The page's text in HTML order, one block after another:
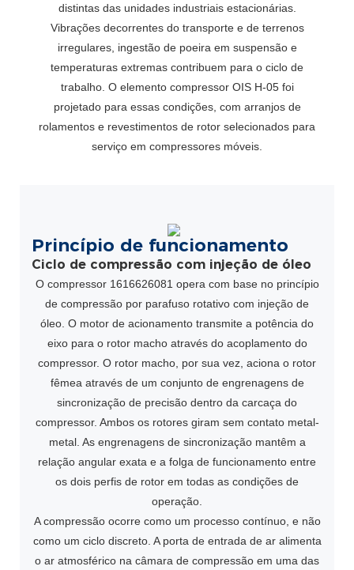
distintas das unidades industriais estacionárias.
Vibrações decorrentes do transporte e de terrenos
irregulares, ingestão de poeira em suspensão e
temperaturas extremas contribuem para o ciclo de
trabalho. O elemento compressor OIS H-05 foi
projetado para essas condições, com arranjos de
rolamentos e revestimentos de rotor selecionados para
serviço em compressores móveis.
Princípio de funcionamento
Ciclo de compressão com injeção de óleo
O compressor 1616626081 opera com base no princípio
de compressão por parafuso rotativo com injeção de
óleo. O motor de acionamento transmite a potência do
eixo para o rotor macho através do acoplamento do
compressor. O rotor macho, por sua vez, aciona o rotor
fêmea através de um conjunto de engrenagens de
sincronização de precisão dentro da carcaça do
compressor. Ambos os rotores giram sem contato metal-
metal. As engrenagens de sincronização mantêm a
relação angular exata e a folga de funcionamento entre
os dois perfis de rotor em todas as condições de
operação.
A compressão ocorre como um processo contínuo, e não
como um ciclo discreto. A porta de entrada de ar alimenta
o ar atmosférico na câmara de compressão em uma das